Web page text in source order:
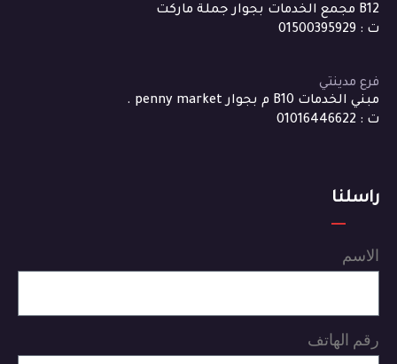
B12 مجمع الخدمات بجوار جملة ماركت
ت : 01500395929
فرع مدينتي
مبني الخدمات B10 م بجوار penny market .
ت : 01016446622
راسلنا
الاسم
رقم الهاتف